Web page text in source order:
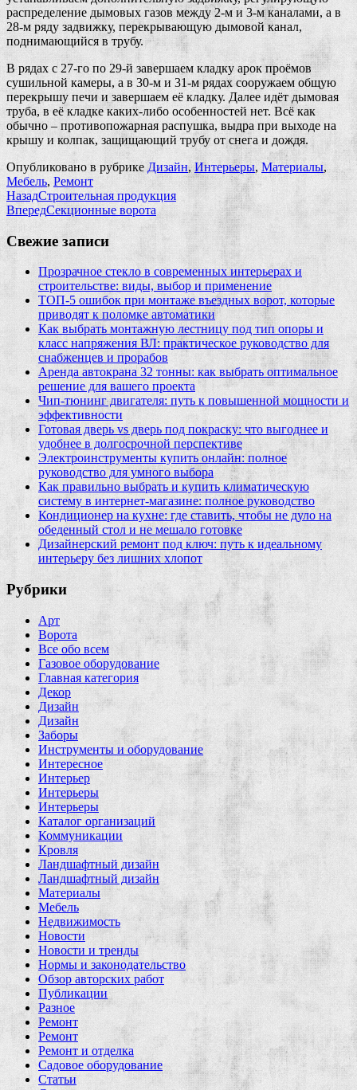
распределение дымовых газов между 2-м и 3-м каналами, а в
28-м ряду задвижку, перекрывающую дымовой канал,
поднимающийся в трубу.
В рядах с 27-го по 29-й завершаем кладку арок проёмов
сушильной камеры, а в 30-м и 31-м рядах сооружаем общую
перекрышу печи и завершаем её кладку. Далее идёт дымовая
труба, в её кладке каких-либо особенностей нет. Всё как
обычно – противопожарная распушка, выдра при выходе на
крышу и колпак, защищающий трубу от снега и дождя.
Опубликовано в рубрике Дизайн,Интерьеры, Материалы,
Мебель, Ремонт
НазадСтроительная продукция
ВпередСекционные ворота
Свежие записи
Прозрачное стекло в современных интерьерах и
строительстве: виды, выбор и применение
ТОП-5 ошибок при монтаже въездных ворот, которые
приводят к поломке автоматики
Как выбрать монтажную лестницу под тип опоры и
класс напряжения ВЛ: практическое руководство для
снабженцев и прорабов
Аренда автокрана 32 тонны: как выбрать оптимальное
решение для вашего проекта
Чип‑тюнинг двигателя: путь к повышенной мощности и
эффективности
Готовая дверь vs дверь под покраску: что выгоднее и
удобнее в долгосрочной перспективе
Электроинструменты купить онлайн: полное
руководство для умного выбора
Как правильно выбрать и купить климатическую
систему в интернет‑магазине: полное руководство
Кондиционер на кухне: где ставить, чтобы не дуло на
обеденный стол и не мешало готовке
Дизайнерский ремонт под ключ: путь к идеальному
интерьеру без лишних хлопот
Рубрики
Арт
Ворота
Все обо всем
Газовое оборудование
Главная категория
Декор
Дизайн
Дизайн
Заборы
Инструменты и оборудование
Интересное
Интерьер
Интерьеры
Интерьеры
Каталог организаций
Коммуникации
Кровля
Ландшафтный дизайн
Ландшафтный дизайн
Материалы
Мебель
Недвижимость
Новости
Новости и тренды
Нормы и законодательство
Обзор авторских работ
Публикации
Разное
Ремонт
Ремонт
Ремонт и отделка
Садовое оборудование
Статьи